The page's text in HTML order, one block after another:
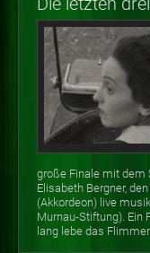
große Finale mit dem
Elisabeth Bergner,
(Akkordeon) live
Murnau-Stiftung). Ein
lang lebe das